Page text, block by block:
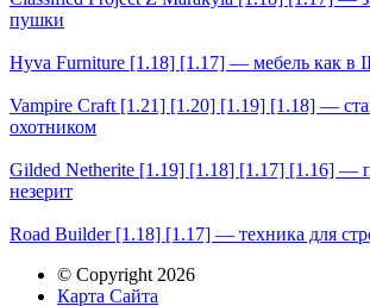
пушки
Hyva Furniture [1.18] [1.17] — мебель как в
Vampire Craft [1.21] [1.20] [1.19] [1.18] —
охотником
Gilded Netherite [1.19] [1.18] [1.17] [1.16] —
незерит
Road Builder [1.18] [1.17] — техника для
© Copyright 2026
Карта Сайта